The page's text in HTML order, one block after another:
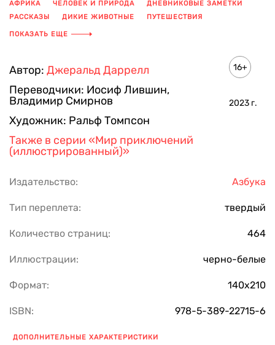
АФРИКА ЧЕЛОВЕК И ПРИРОДА
ДНЕВНИКОВЫЕ ЗАМЕТКИ
РАССКАЗЫ
ДИКИЕ ЖИВОТНЫЕ
ПУТЕШЕСТВИЯ
КНИГА С ИЛЛЮСТРАЦИЯМИ
ПОКАЗАТЬ ЕЩЕ
Автор: Джеральд Даррелл
Переводчики: Иосиф Лившин,
Владимир Смирнов
Художник: Ральф Томпсон
16+
2023 г.
Также в серии «Мир приключений
(иллюстрированный)»
Издательство: Азбука
Тип переплета: твердый
Количество страниц: 464
Иллюстрации: черно-белые
Формат: 140х210
ISBN: 978-5-389-22715-6
ДОПОЛНИТЕЛЬНЫЕ ХАРАКТЕРИСТИКИ